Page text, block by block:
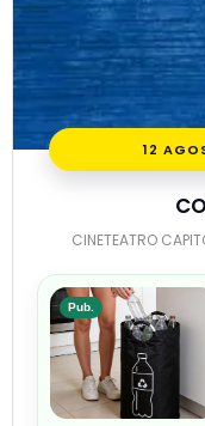
12
CINETEATRO
Pub.